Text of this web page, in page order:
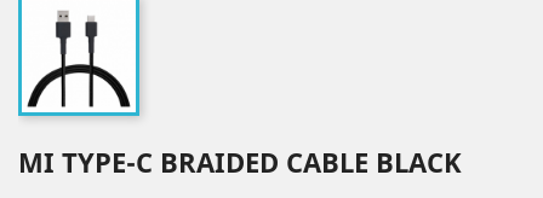
MI TYPE-C BRAIDED CABLE BLACK